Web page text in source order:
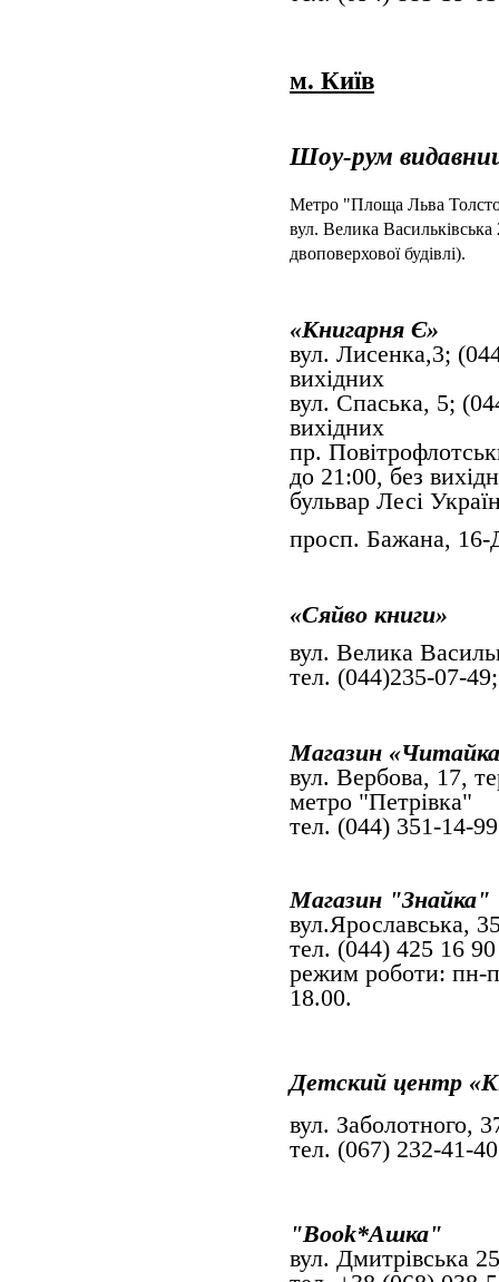
м. Київ
Шоу-рум
Метро "Площа Льва
вул. Велика
двоповерхової будівлі).
«Книгарня Є»
вул. Лисенка,3;
вихідних
вул. Спаська, 5;
вихідних
пр.
до 21:00, без
бульвар Лесі
просп. Бажана, 16-
«Сяйво книги»
вул. Велика
тел. (044)235-07-
Магазин
вул. Вербова, 17,
метро "Петрівка"
тел. (044) 351-14-99
Магазин "Знайка"
вул.Ярославська,
тел. (044) 425 16
режим роботи: пн-
18.00.
Детский центр
вул. Заболотного,
тел. (067) 232-41-
"Book*Ашка"
вул. Дмитрівська